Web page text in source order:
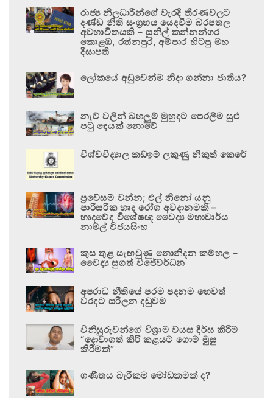
රාජ්‍ය නිලධාරීන්ගේ වැරදි තීරණවලට
දණ්ඩ නීති සංග්‍රහය යෙදවීම බරපතල
අවභාවිතයකි – සුනිල් කන්නන්ගර
කොළඹ, රත්නපුර, අම්පාර හිටපු මහ
දිසාපති
ලෝකයේ අඩුවෙන්ම නිදා ගන්නා ජාතිය?
නැව් වලින් බහලුම් මුහුදට පෙරලීම සුළු
පටු දෙයක් නොවේ
විශ්වවිද්‍යාල කඩඉම් ලකුණු නිකුත් කෙරේ
ප්‍රවේසම් වන්න; එල් නිනෝ යනු
පාරිසරික හෘද රෝග අවදානමකි –
හෘදවේද විශේෂඥ වෛද්‍ය මහාචාර්ය
නාමල් විජයසිංහ
කුස තුළ සැඟවුණු නොනිදන කම්හල –
වෛද්‍ය සුගත් විජේවර්ධන
අපරාධ නීතියේ පරම පදනම හෙවත්
වරදට සරිලන දඬුවම
විනිසුරුවන්ගේ විශ්‍රාම වයස දීර්ඝ කිරීම
“දොවාගත් කිරි කළයට ගොම මුසු
කිරීමක්”
ගණිතය බැරිකම මෝඩකමක් ද?